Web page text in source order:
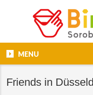
MENU
Friends in